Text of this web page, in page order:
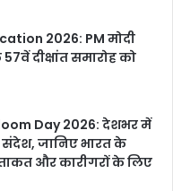
2026: PM मोदी
दीक्षांत समारोह को
Day 2026: देशभर में
जानिए भारत के
ताकत और कारीगरों के लिए